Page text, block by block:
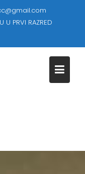
U PRVI RAZRED